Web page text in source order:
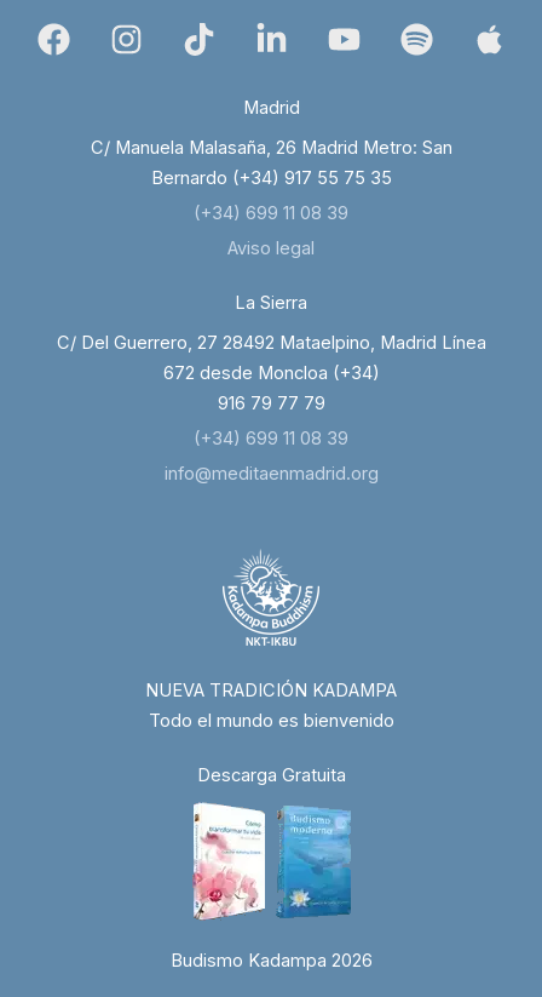
Madrid
C/ Manuela Malasaña, 26 Madrid Metro: San
Bernardo (+34) 917 55 75 35
(+34) 699 11 08 39
Aviso legal
La Sierra
C/ Del Guerrero, 27 28492 Mataelpino, Madrid Línea
672 desde Moncloa (+34)
916 79 77 79
(+34) 699 11 08 39
info@meditaenmadrid.org
NUEVA TRADICIÓN KADAMPA
Todo el mundo es bienvenido
Descarga Gratuita
Budismo Kadampa 2026